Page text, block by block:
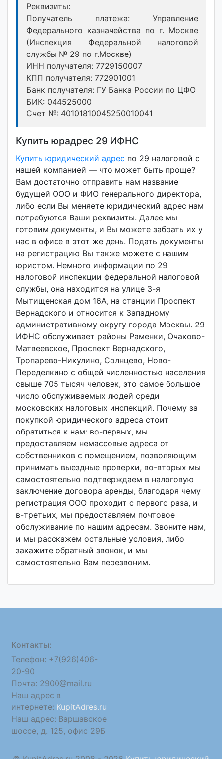
Реквизиты:
Получатель платежа: Управление
Федерального казначейства по г. Москве
(Инспекция Федеральной налоговой
службы № 29 по г.Москве)
ИНН получателя: 7729150007
КПП получателя: 772901001
Банк получателя: ГУ Банка России по ЦФО
БИК: 044525000
Счет №: 40101810045250010041
Купить юрадрес 29 ИФНС
Купить юридический адрес по 29 налоговой с
нашей компанией — что может быть проще?
Вам достаточно отправить нам название
будущей ООО и ФИО генерального директора,
либо если Вы меняете юридический адрес нам
потребуются Ваши реквизиты. Далее мы
готовим документы, и Вы можете забрать их у
нас в офисе в этот же день. Подать документы
на регистрацию Вы также можете с нашим
юристом. Немного информации по 29
налоговой инспекции федеральной налоговой
службы, она находится на улице 3-я
Мытищенская дом 16А, на станции Проспект
Вернадского и относится к Западному
административному округу города Москвы. 29
ИФНС обслуживает районы Раменки, Очаково-
Матвеевское, Проспект Вернадского,
Тропарево-Никулино, Солнцево, Ново-
Переделкино с общей численностью населения
свыше 705 тысяч человек, это самое большое
число обслуживаемых людей среди
московских налоговых инспекций. Почему за
покупкой юридического адреса стоит
обратиться к нам: во-первых, мы
предоставляем немассовые адреса от
собственников с помещением, позволяющим
принимать выездные проверки, во-вторых мы
самостоятельно подтверждаем в налоговую
заключение договора аренды, благодаря чему
регистрация ООО проходит с первого раза, и
в-третьих, мы предоставляем почтовое
обслуживание по нашим адресам. Звоните нам,
и мы расскажем остальные условия, либо
закажите обратный звонок, и мы
самостоятельно Вам перезвоним.
Контакты:
Телефон: +7(926)406-
20-90
Почта: 2900@mail.ru
Наш адрес в
интернете: KupitAdres.ru
Наш адрес: Варшавское
шоссе, д. 125, офис 29Б